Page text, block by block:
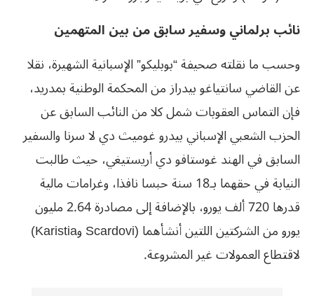
نائب برلماني وسفير سابق من بين المتهمين
وحسب ما نقلته صحيفة “بوبليكو” الإسبانية الشهيرة، نقلا
عن القاضي سانتياغو بيدراز من المحكمة الوطنية بمدريد،
فإن ‏التماس العقوبات شمل كلا من النائب السابق عن
الحزب الشعبي الإسباني ‏بيدرو غوميث دي لا سرنا والسفير
السابق في الهند غوستافو دي ‏أريستيغي، حيث طالبت
النيابة في حقهما بـ18 سنة حبسا نافذا، ‏وغرامات مالية
قدرها 720 ألف يورو، بالإضافة إلى مصادرة 2.64 مليون
يورو ‏من الشركتين اللتين أنشأهما (Scardovi وKaristia)
لاقتطاع العمولات غير ‏المشروعة.